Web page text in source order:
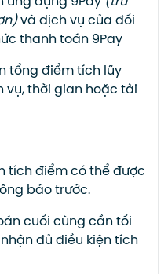
và dịch vụ của đối
thanh toán 9Pay
tổng điểm tích lũy
vụ, thời gian hoặc tài
tích điểm có thể được
báo trước.
cuối cùng cần tối
đủ điều kiện tích